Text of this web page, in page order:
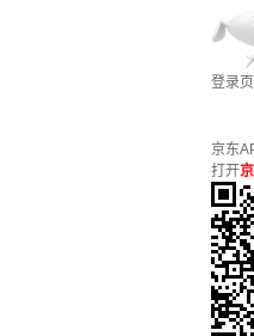
登录
京东
打开